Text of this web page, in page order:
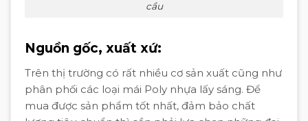
cầu
Nguồn gốc, xuất xứ:
Trên thị trường có rất nhiều cơ sản xuất cũng như
phân phối các loại mái Poly nhựa lấy sáng. Để
mua được sản phẩm tốt nhất, đảm bảo chất